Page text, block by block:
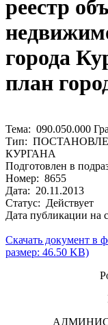
реестр
города
план
Тема: 090.050.000
Тип:
КУРГАНА
Подготовлен в
Номер: 8655
Дата: 20.11.2013
Статус: Действует
Дата публикации на
Скачать документ в
размер: 46.50 KB)